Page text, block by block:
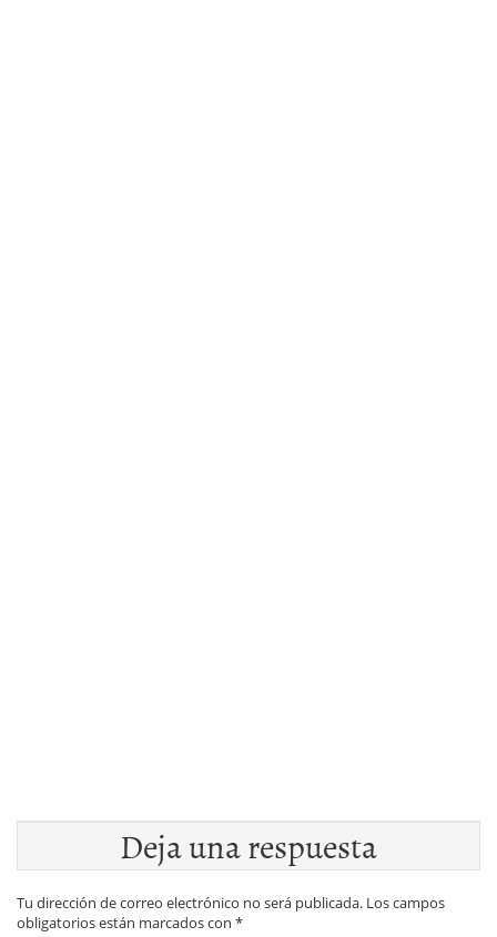
Deja una respuesta
Tu dirección de correo electrónico no será publicada. Los campos
obligatorios están marcados con *